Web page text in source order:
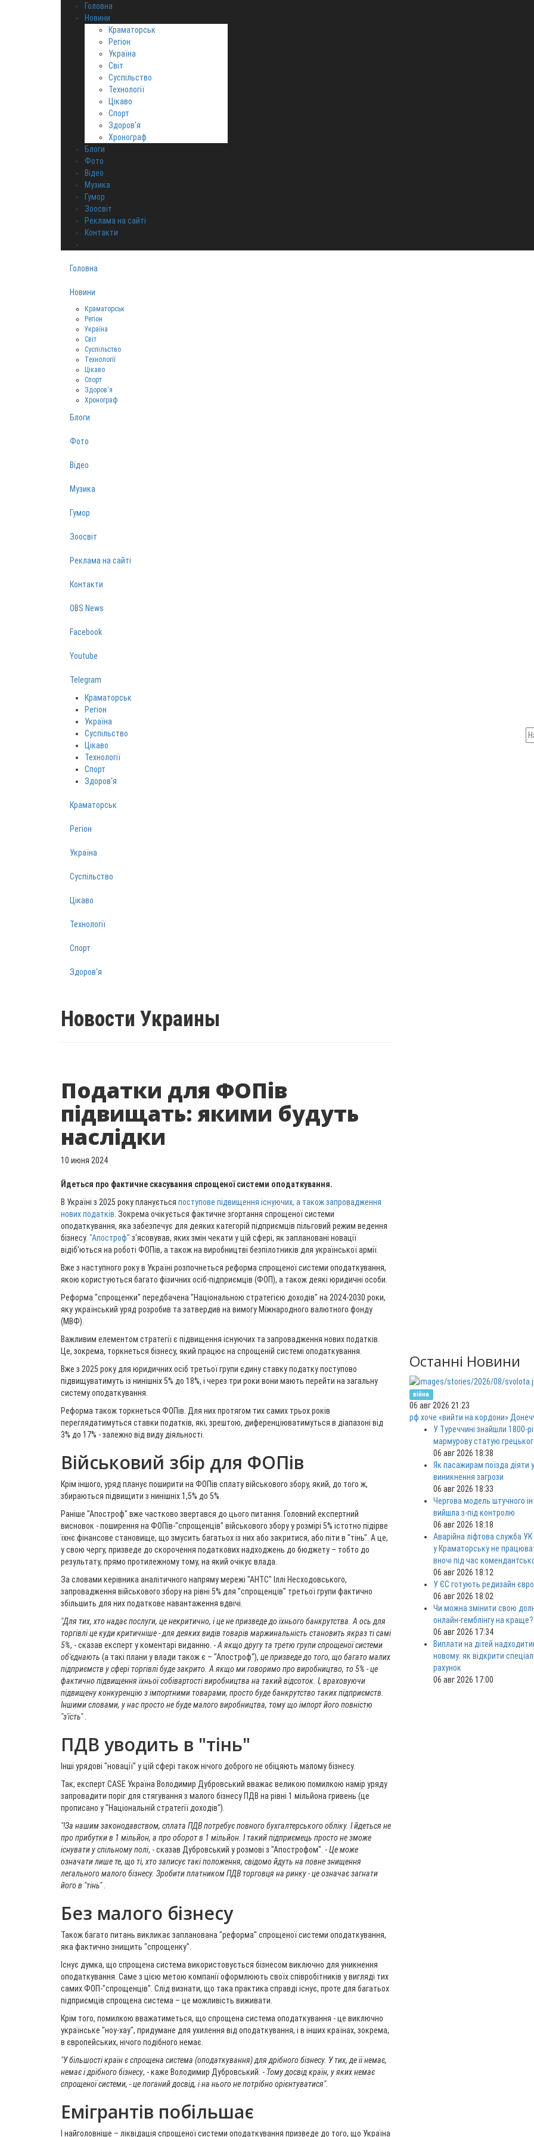
Головна
Новини
Краматорськ
Регіон
Україна
Світ
Суспільство
Технології
Цікаво
Спорт
Здоров‘я
Хронограф
Блоги
Фото
Відео
Музика
Гумор
Зоосвіт
Реклама на сайті
Контакти
Головна
Новини
Краматорськ
Регіон
Україна
Світ
Суспільство
Технології
Цікаво
Спорт
Здоров‘я
Хронограф
Блоги
Фото
Відео
Музика
Гумор
Зоосвіт
Реклама на сайті
Контакти
OBS News
Facebook
Youtube
Telegram
Краматорськ
Регіон
Україна
Суспільство
Цікаво
Технології
Спорт
Здоров‘я
Краматорськ
Регіон
Україна
Суспільство
Цікаво
Технології
Спорт
Здоров‘я
Новости Украины
Податки для ФОПів
підвищать: якими будуть
наслідки
10 июня 2024
Йдеться про фактичне скасування спрощеної системи оподаткування.
В Україні з 2025 року планується поступове підвищення існуючих, а також запровадження
нових податків . Зокрема очікується фактичне згортання спрощеної системи
оподаткування, яка забезпечує для деяких категорій підприємців пільговий режим ведення
бізнесу. "Апостроф" з'ясовував, яких змін чекати у цій сфері, як заплановані новації
відіб'ються на роботі ФОПів, а також на виробництві безпілотників для української армії.
Вже з наступного року в Україні розпочнеться реформа спрощеної системи оподаткування,
якою користуються багато фізичних осіб-підприємців (ФОП), а також деякі юридичні особи.
Реформа "спрощенки" передбачена "Національною стратегією доходів" на 2024-2030 роки,
яку український уряд розробив та затвердив на вимогу Міжнародного валютного фонду
(МВФ).
Важливим елементом стратегії є підвищення існуючих та запровадження нових податків.
Це, зокрема, торкнеться бізнесу, який працює на спрощеній системі оподаткування.
Вже з 2025 року для юридичних осіб третьої групи єдину ставку податку поступово
підвищуватимуть із нинішніх 5% до 18%, і через три роки вони мають перейти на загальну
систему оподаткування.
Реформа також торкнеться ФОПів. Для них протягом тих самих трьох років
переглядатимуться ставки податків, які, зрештою, диференціюватимуться в діапазоні від
3% до 17% - залежно від виду діяльності.
Військовий збір для ФОПів
Крім іншого, уряд планує поширити на ФОПів сплату військового збору, який, до того ж,
збираються підвищити з нинішніх 1,5% до 5%.
Раніше "Апостроф" вже частково звертався до цього питання. Головний експертний
висновок - поширення на ФОПів-"спрощенців" військового збору у розмірі 5% істотно підірве
їхнє фінансове становище, що змусить багатьох із них або закритися, або піти в "тінь". А це,
у свою чергу, призведе до скорочення податкових надходжень до бюджету – тобто до
результату, прямо протилежному тому, на який очікує влада.
За словами керівника аналітичного напряму мережі "АНТС" Іллі Несходовського,
запровадження військового збору на рівні 5% для "спрощенців" третьої групи фактично
збільшить для них податкове навантаження вдвічі.
"Для тих, хто надає послуги, це некритично, і це не призведе до їхнього банкрутства. А ось для
торгівлі це куди критичніше - для деяких видів товарів маржинальність становить якраз ті самі
5%, - сказав експерт у коментарі виданню. -А якщо другу та третю групи спрощеної системи
об'єднають (а такі плани у влади також є – "Апостроф"), це призведе до того, що багато малих
підприємств у сфері торгівлі буде закрито. А якщо ми говоримо про виробництво, то 5% - це
фактично підвищення їхньої собівартості виробництва на такий відсоток. І, враховуючи
підвищену конкуренцію з імпортними товарами, просто буде банкрутство таких підприємств.
Іншими словами, у нас просто не буде малого виробництва, тому що імпорт його повністю
"з'їсть".
ПДВ уводить в "тінь"
Інші урядові "новації" у цій сфері також нічого доброго не обіцяють малому бізнесу.
Так, експерт CASE Україна Володимир Дубровський вважає великою помилкою намір уряду
запровадити поріг для стягування з малого бізнесу ПДВ на рівні 1 мільйона гривень (це
прописано у "Національній стратегії доходів").
"!За нашим законодавством, сплата ПДВ потребує повного бухгалтерського обліку. І йдеться не
про прибутки в 1 мільйон, а про оборот в 1 мільйон. І такий підприємець просто не зможе
існувати у спільному полі, - сказав Дубровський у розмові з "Апострофом". -Це може
означати лише те, що ті, хто записує такі положення, свідомо йдуть на повне знищення
легального малого бізнесу. Зробити платником ПДВ торговця на ринку - це означає загнати
його в "тінь".
Без малого бізнесу
Також багато питань викликає запланована "реформа" спрощеної системи оподаткування,
яка фактично знищить "спрощенку".
Існує думка, що спрощена система використовується бізнесом виключно для уникнення
оподаткування. Саме з цією метою компанії оформлюють своїх співробітників у вигляді тих
самих ФОП-"спрощенців". Слід визнати, що така практика справді існує, проте для багатьох
підприємців спрощена система – це можливість виживати.
Крім того, помилкою вважатиметься, що спрощена система оподаткування - це виключно
українське "ноу-хау", придумане для ухилення від оподаткування, і в інших країнах, зокрема,
в європейських, нічого подібного немає.
"У більшості країн є спрощена система (оподаткування) для дрібного бізнесу. У тих, де її немає,
немає і дрібного бізнесу, - каже Володимир Дубровський. - Тому досвід країн, у яких немає
спрощеної системи, - це поганий досвід, і на нього не потрібно орієнтуватися".
Емігрантів побільшає
І найголовніше – ліквідація спрощеної системи оподаткування призведе до того, що Україна
Останні Новини
війна
06 авг 2026 21:23
рф хоче «вийти на кордони»
У Туреччині знайшли 1800-
мармурову статую
06 авг 2026 18:38
Як пасажирам поїзда діяти у
виникнення загрози
06 авг 2026 18:33
Чергова модель штучного
вийшла з-під контролю
06 авг 2026 18:18
Аварійна ліфтова служба УК
у Краматорську не
вночі під час
06 авг 2026 18:12
У ЄС готують редизайн євро
06 авг 2026 18:02
Чи можна змінити свою
онлайн-гемблінгу на краще?
06 авг 2026 17:34
Виплати на дітей
новому: як відкрити
рахунок
06 авг 2026 17:00